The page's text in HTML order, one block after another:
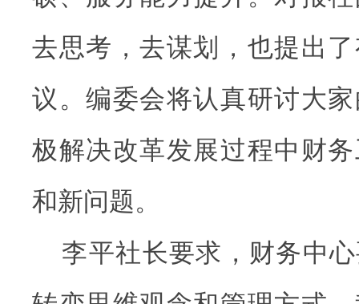
去思考，去谋划，也提出
议。编委会将认真研讨大
极解决改革发展过程中财
和新问题。
李平社长要求，财务中